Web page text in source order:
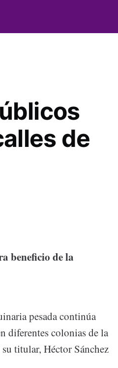
de
beneficio de la
pesada continúa
diferentes colonias de la
titular, Héctor Sánchez